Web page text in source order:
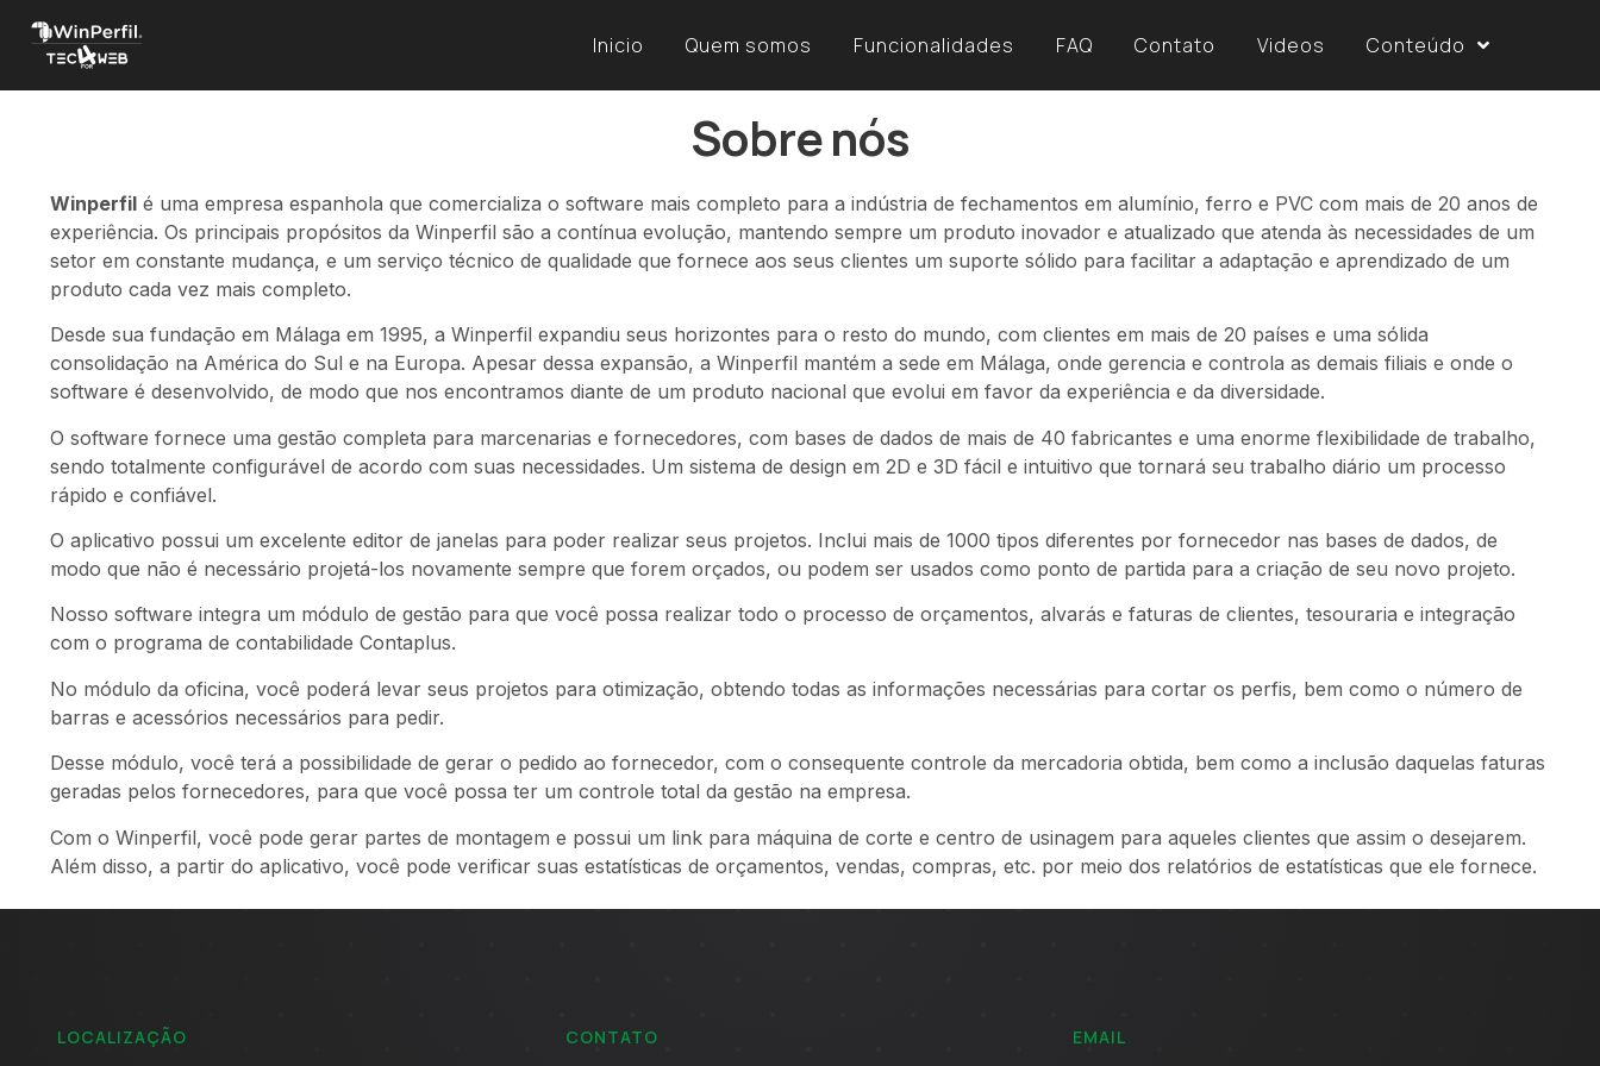
Inicio Quem somos Funcionalidades FAQ Contato Videos Conteúdo
Sobre nós
Winperfil é uma empresa espanhola que comercializa o software mais completo para a indústria de fechamentos em alumínio, ferro e PVC com mais de 20 anos de
experiência. Os principais propósitos da Winperfil são a contínua evolução, mantendo sempre um produto inovador e atualizado que atenda às necessidades de um
setor em constante mudança, e um serviço técnico de qualidade que fornece aos seus clientes um suporte sólido para facilitar a adaptação e aprendizado de um
produto cada vez mais completo.
Desde sua fundação em Málaga em 1995, a Winperfil expandiu seus horizontes para o resto do mundo, com clientes em mais de 20 países e uma sólida
consolidação na América do Sul e na Europa. Apesar dessa expansão, a Winperfil mantém a sede em Málaga, onde gerencia e controla as demais filiais e onde o
software é desenvolvido, de modo que nos encontramos diante de um produto nacional que evolui em favor da experiência e da diversidade.
O software fornece uma gestão completa para marcenarias e fornecedores, com bases de dados de mais de 40 fabricantes e uma enorme flexibilidade de trabalho,
sendo totalmente configurável de acordo com suas necessidades. Um sistema de design em 2D e 3D fácil e intuitivo que tornará seu trabalho diário um processo
rápido e confiável.
O aplicativo possui um excelente editor de janelas para poder realizar seus projetos. Inclui mais de 1000 tipos diferentes por fornecedor nas bases de dados, de
modo que não é necessário projetá-los novamente sempre que forem orçados, ou podem ser usados ​​como ponto de partida para a criação de seu novo projeto.
Nosso software integra um módulo de gestão para que você possa realizar todo o processo de orçamentos, alvarás e faturas de clientes, tesouraria e integração
com o programa de contabilidade Contaplus.
No módulo da oficina, você poderá levar seus projetos para otimização, obtendo todas as informações necessárias para cortar os perfis, bem como o número de
barras e acessórios necessários para pedir.
Desse módulo, você terá a possibilidade de gerar o pedido ao fornecedor, com o consequente controle da mercadoria obtida, bem como a inclusão daquelas faturas
geradas pelos fornecedores, para que você possa ter um controle total da gestão na empresa.
Com o Winperfil, você pode gerar partes de montagem e possui um link para máquina de corte e centro de usinagem para aqueles clientes que assim o desejarem.
Além disso, a partir do aplicativo, você pode verificar suas estatísticas de orçamentos, vendas, compras, etc. por meio dos relatórios de estatísticas que ele fornece.
LOCALIZAÇÃO CONTATO EMAIL